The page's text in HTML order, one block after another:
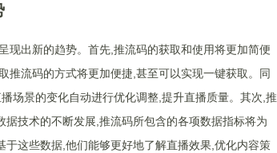
现出新的趋势。首先,推流码的获取和使用将更加简便
推流码的方式将更加便捷,甚至可以实现一键获取。同
场景的变化自动进行优化调整,提升直播质量。其次,推
技术的不断发展,推流码所包含的各项数据指标将为
这些数据,他们能够更好地了解直播效果,优化内容策